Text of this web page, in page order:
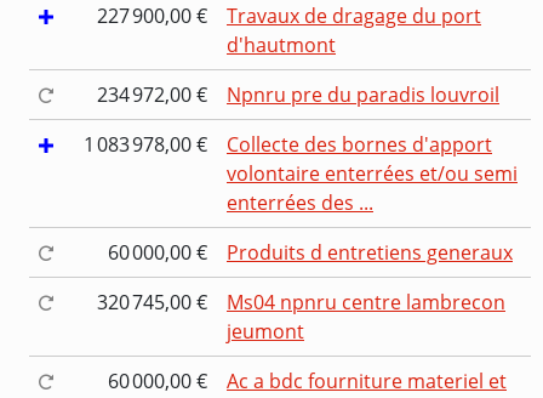
227 900,00 €
Travaux de dragage du port
d'hautmont
234 972,00 €
Npnru pre du paradis louvroil
1 083 978,00 €
Collecte des bornes d'apport
volontaire enterrées et/ou semi
enterrées des ...
60 000,00 €
Produits d entretiens generaux
320 745,00 €
Ms04 npnru centre lambrecon
jeumont
60 000,00 €
Ac a bdc fourniture materiel et